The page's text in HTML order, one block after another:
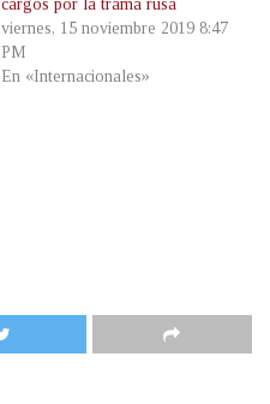
cargos por la trama rusa
viernes, 15 noviembre 2019 8:47
PM
En «Internacionales»